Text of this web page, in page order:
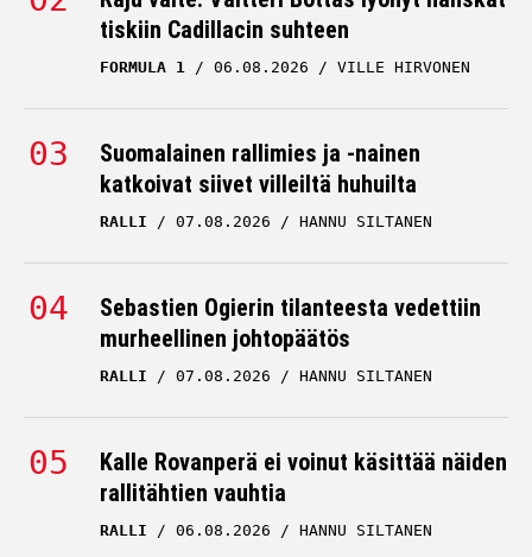
tiskiin Cadillacin suhteen
FORMULA 1 06.08.2026 VILLE HIRVONEN
Suomalainen rallimies ja -nainen
katkoivat siivet villeiltä huhuilta
RALLI 07.08.2026 HANNU SILTANEN
Sebastien Ogierin tilanteesta vedettiin
murheellinen johtopäätös
RALLI 07.08.2026 HANNU SILTANEN
Kalle Rovanperä ei voinut käsittää näiden
rallitähtien vauhtia
RALLI 06.08.2026 HANNU SILTANEN